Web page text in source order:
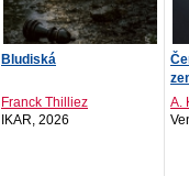
Červená karkulka musí
A. K. Benedict
Vendeta, 2026